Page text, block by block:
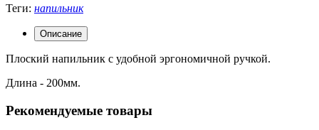
Теги: напильник
Описание
Плоский напильник с удобной эргономичной ручкой.
Длина - 200мм.
Рекомендуемые товары